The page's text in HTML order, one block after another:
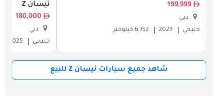
199,999
دبي
خليجي
2023 6,752 كيلومتر
نيسان Z
180,000
دبي
خليجي
2025
شاهد جميع سيارات نيسان Z للبيع